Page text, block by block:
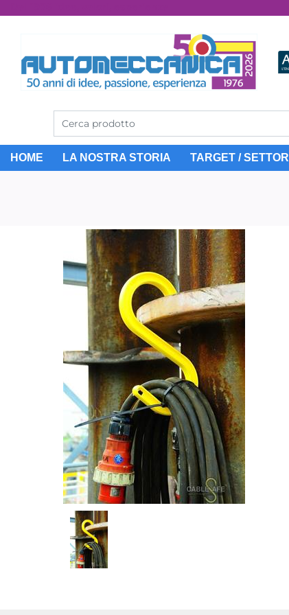
HOME LA NOSTRA STORIA TARGET / SETTORI